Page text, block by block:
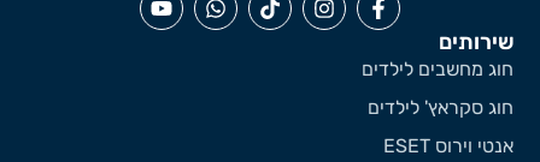
מחשבים לילדים
סקראץ' לילדים
אנטי וירוס ESET